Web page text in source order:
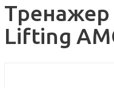
Lifting